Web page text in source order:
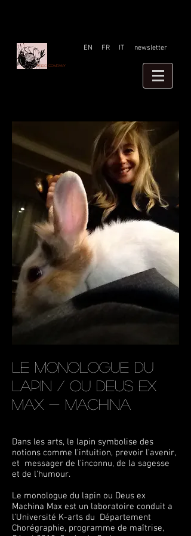
EN
Faido company
FR IT newsletter
Le monologue du
lapin / ou Deus Ex
Max - Machina
Dans les arts, le lapin symbolise des
notions comme l'intuition, prevoir l’avenir,
et messager de l'inconnu, de la sagesse
et de l'humour.
Le monologue du lapin ou Deus ex
Machina Max est un laboratoire conduit a
l'Université K-arts du Département
Chorégraphie, programme de maîtrise,